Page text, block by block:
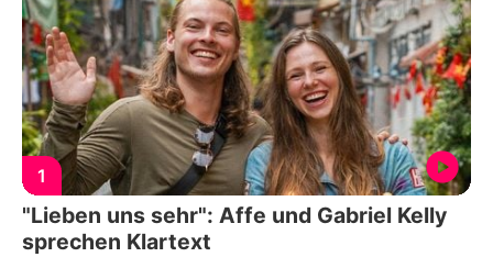
1
"Lieben uns sehr": Affe und Gabriel Kelly
sprechen Klartext